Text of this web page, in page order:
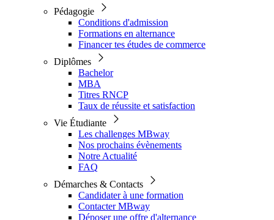
Pédagogie
Conditions d'admission
Formations en alternance
Financer tes études de commerce
Diplômes
Bachelor
MBA
Titres RNCP
Taux de réussite et satisfaction
Vie Étudiante
Les challenges MBway
Nos prochains évènements
Notre Actualité
FAQ
Démarches & Contacts
Candidater à une formation
Contacter MBway
Déposer une offre d'alternance